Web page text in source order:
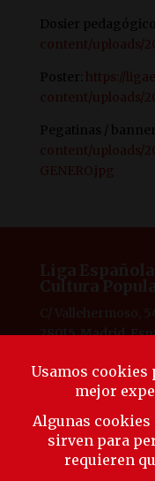
Dosier pedagógico:
content/uploads/
Poster:
https://
content/uploads/
Pegatinas / banner:
content/uploads/
GENERO.jpg
28015, Madrid,
© Liga